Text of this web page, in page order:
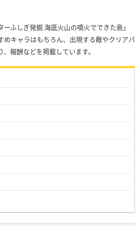
ふしぎ発掘 海底火山の噴火でできた島」
めキャラはもちろん、出現する敵やクリアパ
報酬などを掲載しています。